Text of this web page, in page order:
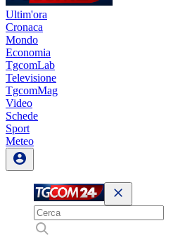
Ultim'ora
Cronaca
Mondo
Economia
TgcomLab
Televisione
TgcomMag
Video
Schede
Sport
Meteo